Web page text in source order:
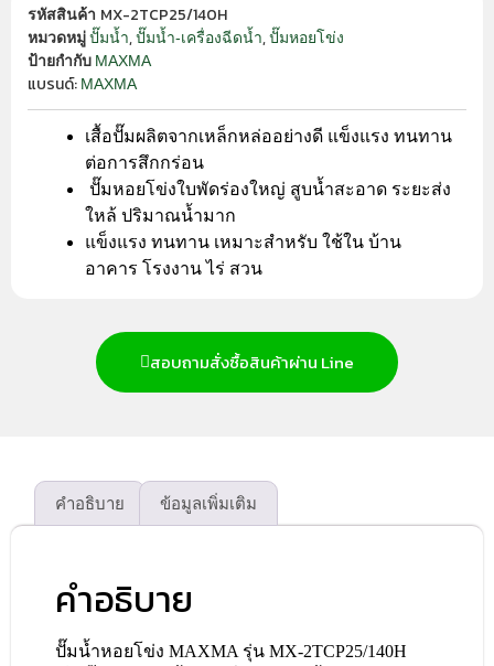
รหัสสินค้า MX-2TCP25/140H
หมวดหมู่ ปั๊มน้ำ,ปั๊มน้ำ-เครื่องฉีดน้ำ,ปั๊มหอยโข่ง
ป้ายกำกับ MAXMA
แบรนด์: MAXMA
เสื้อปั๊มผลิตจากเหล็กหล่ออย่างดี แข็งแรง ทนทาน
ต่อการสึกกร่อน
ปั๊มหอยโข่งใบพัดร่องใหญ่ สูบน้ำสะอาด ระยะส่ง
ใหล้ ปริมาณน้ำมาก
แข็งแรง ทนทาน เหมาะสำหรับ ใช้ใน บ้าน
อาคาร โรงงาน ไร่ สวน
สอบถามสั่งซื้อสินค้าผ่าน Line
คำอธิบาย ข้อมูลเพิ่มเติม
คำอธิบาย
ปั๊มน้ำหอยโข่ง MAXMA รุ่น MX-2TCP25/140H